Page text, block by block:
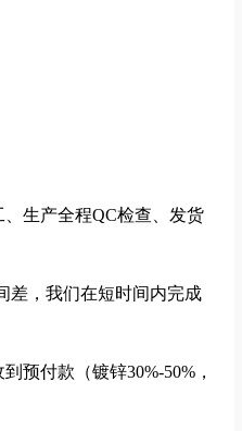
生产全程QC检查、发货
差，我们在短时间内完成
预付款（镀锌30%-50%，